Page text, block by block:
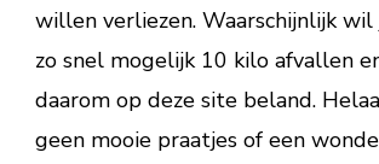
kunt
afvallen
willen verliezen. Waarschijnlijk wil
zo snel mogelijk 10 kilo afvallen
daarom op deze site beland.
geen mooie praatjes of een